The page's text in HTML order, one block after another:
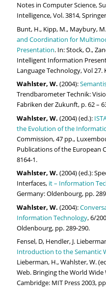
Notes in Computer Science,
Intelligence, Vol. 3814,
Bunt, H., Kipp, M., Maybury,
and Coordination for
Presentation. In: Stock, O.,
Intelligent Information
Language Technology, Vol 27.
Wahlster, W. (2004):
Trendbarometer Technik:
Fabriken der Zukunft, p. 62 –
Wahlster, W. (2004) (ed.):
the Evolution of the
Commission, 47 pp.,
Publications of the European
8164-1.
Wahlster, W. (2004) (ed.):
Interfaces, it – Information
Germany: Oldenbourg, pp.
Wahlster, W. (2004):
Information Technology, 6/
Oldenbourg, pp. 289-290.
Fensel, D, Hendler, J.
Introduction to the Semantic
Lieberman, H., Wahlster, W.
Web. Bringing the World
Cambridge: MIT Press 2003,